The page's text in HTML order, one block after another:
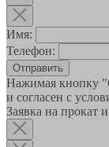
Имя:
Телефон:
Отправить
Нажимая кнопку
и согласен с
Заявка на прокат